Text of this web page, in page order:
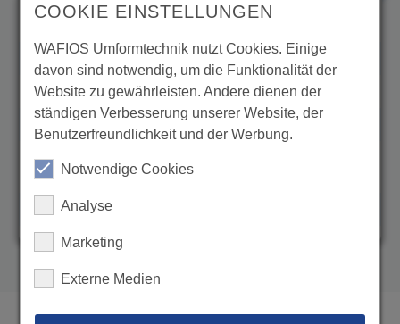
UNT 12
Gewindeabmessungen metrisch M 3 - 12
Durchmesser der Teile 0 - 35 mm
Einzelrohling Länge 0 - 150 mm
Leistung bei Einzelrohling abhängig von
Länge
Spindelanzahl
COOKIE EINSTELLUNGEN
WAFIOS Umformtechnik nutzt Cookies. Einige
davon sind notwendig, um die Funktionalität der
Website zu gewährleisten. Andere dienen der
ständigen Verbesserung unserer Website, der
Benutzerfreundlichkeit und der Werbung.
Notwendige Cookies
Analyse
Marketing
Externe Medien